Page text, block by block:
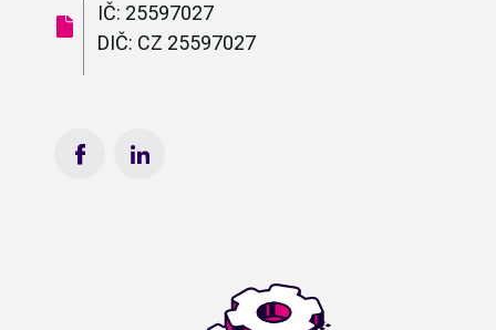
IČ: 25597027
DIČ: CZ 25597027